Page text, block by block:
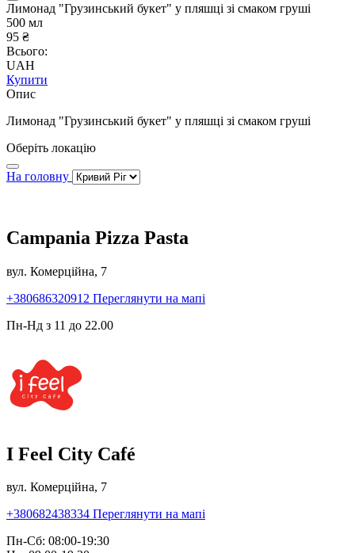
Лимонад "Грузинський букет" у пляшці зі смаком груші
500 мл
95 ₴
Всього:
UAH
Купити
Опис
Лимонад "Грузинський букет" у пляшці зі смаком груші
Оберіть локацію
На головну
Campania Pizza Pasta
вул. Комерційна, 7
+380686320912 Переглянути на мапі
Пн-Нд з 11 до 22.00
I Feel City Café
вул. Комерційна, 7
+380682438334 Переглянути на мапі
Пн-Сб: 08:00-19:30